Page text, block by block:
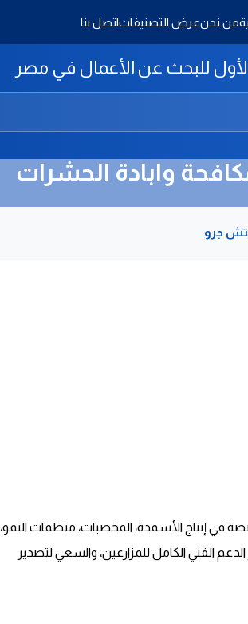
من نحنعرض التصنيفاتاتصل بنا
الأول للبحث عن الأعمال في مصر
وابادة الحشرات
جرو
مصرية صاعدة في مجال التنمية الزراعية تأسست عام 2016، متخصصة في إنتاج الأسمدة، المخصبات، منظمات النمو،
الفني الكامل للمزارعين، والسعي لتصدير